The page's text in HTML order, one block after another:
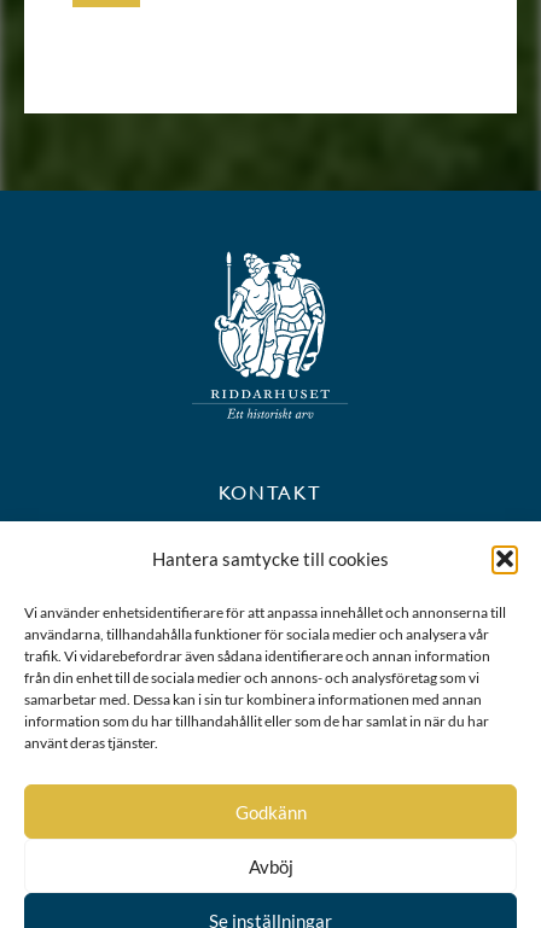
Hantera samtycke till cookies
Vi använder enhetsidentifierare för att anpassa innehållet och annonserna till
användarna, tillhandahålla funktioner för sociala medier och analysera vår
trafik. Vi vidarebefordrar även sådana identifierare och annan information
från din enhet till de sociala medier och annons- och analysföretag som vi
samarbetar med. Dessa kan i sin tur kombinera informationen med annan
information som du har tillhandahållit eller som de har samlat in när du har
använt deras tjänster.
Godkänn
Avböj
Se inställningar
KONTAKT
BESÖKS- OCH POSTADRESS
Riddarhustorget 10
Karta